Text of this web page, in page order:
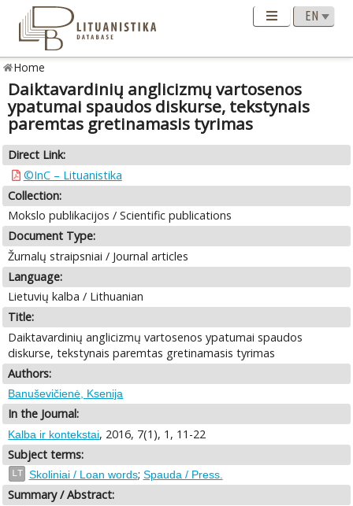
Home
Daiktavardinių anglicizmų vartosenos
ypatumai spaudos diskurse, tekstynais
paremtas gretinamasis tyrimas
Direct Link:
©InC – Lituanistika
Collection:
Mokslo publikacijos / Scientific publications
Document Type:
Žurnalų straipsniai / Journal articles
Language:
Lietuvių kalba / Lithuanian
Title:
Daiktavardinių anglicizmų vartosenos ypatumai spaudos
diskurse, tekstynais paremtas gretinamasis tyrimas
Authors:
Banuševičienė, Ksenija
In the Journal:
Kalba ir kontekstai, 2016, 7(1), 1, 11-22
Subject terms:
LT Skoliniai / Loan words; Spauda / Press.
Summary / Abstract: